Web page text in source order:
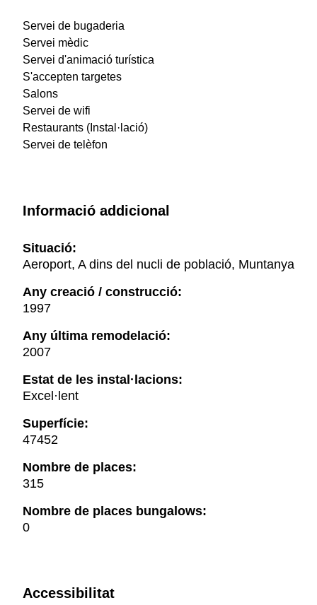
Servei de bugaderia
Servei mèdic
Servei d'animació turística
S'accepten targetes
Salons
Servei de wifi
Restaurants (Instal·lació)
Servei de telèfon
Informació addicional
Situació:
Aeroport, A dins del nucli de població, Muntanya
Any creació / construcció:
1997
Any última remodelació:
2007
Estat de les instal·lacions:
Excel·lent
Superfície:
47452
Nombre de places:
315
Nombre de places bungalows:
0
Accessibilitat